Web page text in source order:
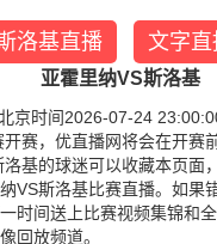
洛基直播 文字直
亚霍里纳VS斯洛基
京时间2026-07-24
赛，优直播网将会在开赛
基的球迷可以收藏本页面
VS斯洛基比赛直播。如果
时间送上比赛视频集锦和
回放频道。